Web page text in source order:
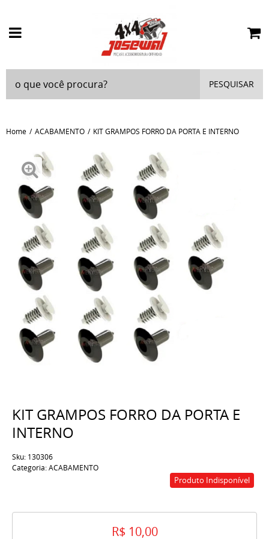
PESQUISAR
Home ACABAMENTO KIT GRAMPOS FORRO DA PORTA E INTERNO
KIT GRAMPOS FORRO DA PORTA E
INTERNO
Sku: 130306
Categoria:ACABAMENTO
Produto Indisponível
R$ 10,00